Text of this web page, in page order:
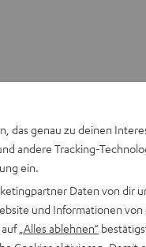
das genau zu deinen
andere Tracking-
ein.
Daten von dir
und Informationen von
auf „Alles ablehnen“